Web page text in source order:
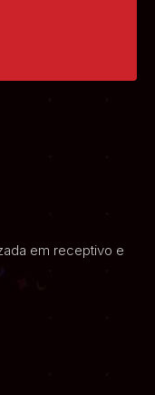
em receptivo e